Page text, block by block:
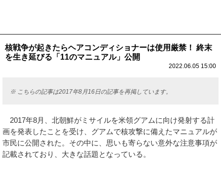
核戦争が起きたらヘアコンディショナーは使用厳禁！ 終末
を生き延びる「11のマニュアル」公開
2022.06.05 15:00
※ こちらの記事は2017年8月16日の記事を再掲しています。
2017年8月、北朝鮮がミサイルを米領グアムに向け発射する計
画を発表したことを受け、グアムで核攻撃に備えたマニュアルが
市民に公開された。その中に、思いも寄らない意外な注意事項が
記載されており、大きな話題となっている。